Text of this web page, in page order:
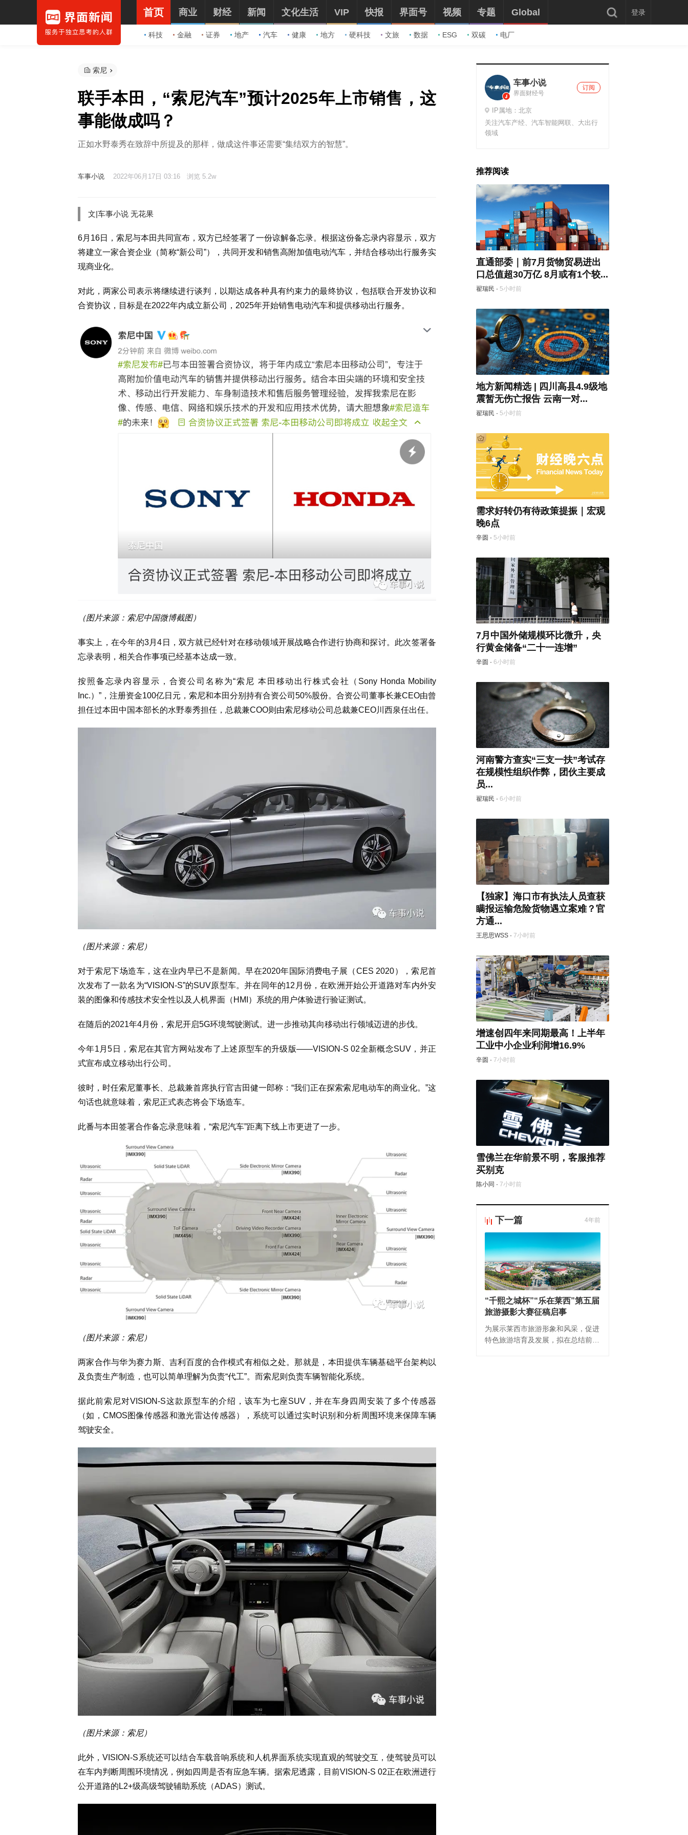
首页
科技 金融 证券 地产 汽车 健康 地方 硬科技 文旅 数据 ESG 双碳 电厂
商业 财经 新闻 文化生活 VIP 快报 界面号 视频 专题 Global 登录
索尼
联手本田，“索尼汽车”预计2025年上市销售，这
事能做成吗？
正如水野泰秀在致辞中所提及的那样，做成这件事还需要“集结双方的智慧”。
车事小说 2022年06月17日 03:16 浏览 5.2w
文|车事小说 无花果
6月16日，索尼与本田共同宣布，双方已经签署了一份谅解备忘录。根据这份备忘录内容显示，双方
将建立一家合资企业（简称“新公司”），共同开发和销售高附加值电动汽车，并结合移动出行服务实
现商业化。
对此，两家公司表示将继续进行谈判，以期达成各种具有约束力的最终协议，包括联合开发协议和
合资协议，目标是在2022年内成立新公司，2025年开始销售电动汽车和提供移动出行服务。
（图片来源：索尼中国微博截图）
事实上，在今年的3月4日，双方就已经针对在移动领域开展战略合作进行协商和探讨。此次签署备
忘录表明，相关合作事项已经基本达成一致。
按照备忘录内容显示，合资公司名称为“索尼 本田移动出行株式会社（Sony Honda Mobility
Inc.）”，注册资金100亿日元，索尼和本田分别持有合资公司50%股份。合资公司董事长兼CEO由曾
担任过本田中国本部长的水野泰秀担任，总裁兼COO则由索尼移动公司总裁兼CEO川西泉任出任。
（图片来源：索尼）
对于索尼下场造车，这在业内早已不是新闻。早在2020年国际消费电子展（CES 2020），索尼首
次发布了一款名为“VISION-S”的SUV原型车。并在同年的12月份，在欧洲开始公开道路对车内外安
装的图像和传感技术安全性以及人机界面（HMI）系统的用户体验进行验证测试。
在随后的2021年4月份，索尼开启5G环境驾驶测试。进一步推动其向移动出行领域迈进的步伐。
今年1月5日，索尼在其官方网站发布了上述原型车的升级版——VISION-S 02全新概念SUV，并正
式宣布成立移动出行公司。
彼时，时任索尼董事长、总裁兼首席执行官吉田健一郎称：“我们正在探索索尼电动车的商业化。”这
句话也就意味着，索尼正式表态将会下场造车。
此番与本田签署合作备忘录意味着，“索尼汽车”距离下线上市更进了一步。
（图片来源：索尼）
两家合作与华为赛力斯、吉利百度的合作模式有相似之处。那就是，本田提供车辆基础平台架构以
及负责生产制造，也可以简单理解为负责“代工”。而索尼则负责车辆智能化系统。
据此前索尼对VISION-S这款原型车的介绍，该车为七座SUV，并在车身四周安装了多个传感器
（如，CMOS图像传感器和激光雷达传感器），系统可以通过实时识别和分析周围环境来保障车辆
驾驶安全。
（图片来源：索尼）
此外，VISION-S系统还可以结合车载音响系统和人机界面系统实现直观的驾驶交互，使驾驶员可以
在车内判断周围环境情况，例如四周是否有应急车辆。据索尼透露，目前VISION-S 02正在欧洲进行
公开道路的L2+级高级驾驶辅助系统（ADAS）测试。
车事小说
界面财经号
订阅
IP属地：北京
关注汽车产经、汽车智能网联、大出行
领域
推荐阅读
直通部委｜前7月货物贸易进出
口总值超30万亿 8月或有1个较...
翟瑞民 · 5小时前
地方新闻精选 | 四川高县4.9级地
震暂无伤亡报告 云南一对...
翟瑞民 · 5小时前
需求好转仍有待政策提振｜宏观
晚6点
辛圆 · 5小时前
7月中国外储规模环比微升，央
行黄金储备“二十一连增”
辛圆 · 6小时前
河南警方查实“三支一扶”考试存
在规模性组织作弊，团伙主要成
员...
翟瑞民 · 6小时前
【独家】海口市有执法人员查获
瞒报运输危险货物遇立案难？官
方通...
王思思WSS · 7小时前
增速创四年来同期最高！上半年
工业中小企业利润增16.9%
辛圆 · 7小时前
雪佛兰在华前景不明，客服推荐
买别克
陈小同 · 7小时前
下一篇 4年前
“千熙之城杯”“乐在莱西”第五届
旅游摄影大赛征稿启事
为展示莱西市旅游形象和风采，促进
特色旅游培育及发展，拟在总结前几